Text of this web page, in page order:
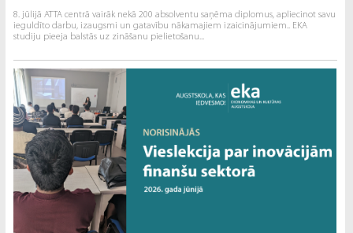
8. jūlijā ATTA centrā vairāk nekā 200 absolventu saņēma diplomus, apliecinot savu
ieguldīto darbu, izaugsmi un gatavību nākamajiem izaicinājumiem.. EKA
studiju pieeja balstās uz zināšanu pielietošanu...